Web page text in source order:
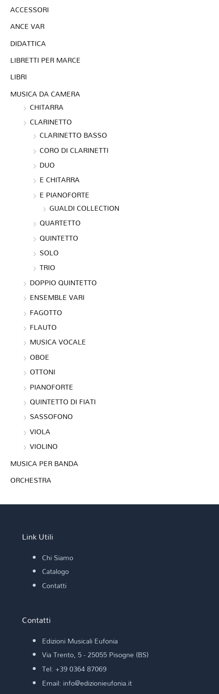
ACCESSORI
ANCE VAR
DIDATTICA
LIBRETTI PER MARCE
LIBRI
MUSICA DA CAMERA
CHITARRA
CLARINETTO
CLARINETTO BASSO
CORO DI CLARINETTI
DUO
E CHITARRA
E PIANOFORTE
GUALDI COLLECTION
QUARTETTO
QUINTETTO
SOLO
TRIO
DOPPIO QUINTETTO
ENSEMBLE VARI
FAGOTTO
FLAUTO
MUSICA VOCALE
OBOE
OTTONI
PIANOFORTE
QUINTETTO DI FIATI
SASSOFONO
VIOLA
VIOLINO
MUSICA PER BANDA
ORCHESTRA
Link Utili
Chi Siamo
Catalogo
Contatti
Contatti
Edizioni Musicali Eufonia
Via Trento, 5 - 25055 Pisogne (BS)
Tel: +39 0364 87069
Email: info@edizionieufonia.it